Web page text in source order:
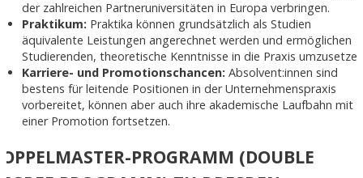
der zahlreichen Partneruniversitäten in Europa verbringen.
Praktikum: Praktika können grundsätzlich als Studien
äquivalente Leistungen angerechnet werden und ermöglichen
Studierenden, theoretische Kenntnisse in die Praxis
Karriere- und Promotionschancen: Absolvent:innen sind
bestens für leitende Positionen in der Unternehmenspraxis
vorbereitet, können aber auch ihre akademische Laufbahn mit
einer Promotion fortsetzen.
PROGRAMM (DOUBLE